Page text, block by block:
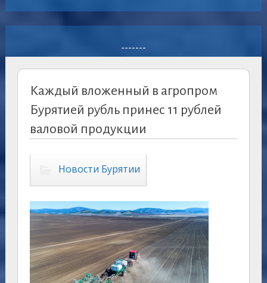
-------
Каждый вложенный в агропром
Бурятией рубль принес 11 рублей
валовой продукции
Новости Бурятии